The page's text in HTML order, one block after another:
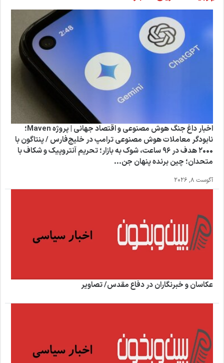
اخبار داغ جنگ هوش مصنوعی و اقتصاد جهانی | پروژه Maven؛
نابودگر معاملات هوش مصنوعی ترامپ در خلیج‌فارس / پنتاگون با
۲۰۰۰ هدف در ۹۶ ساعت، شوک به بازار؛ تحریم آنتروپیک و شکاف با
متحدان؛ چین برنده پنهان جن...
آگوست 8, 2026
عکاسان و خبرنگاران در دفاع مقدس/ تصاویر